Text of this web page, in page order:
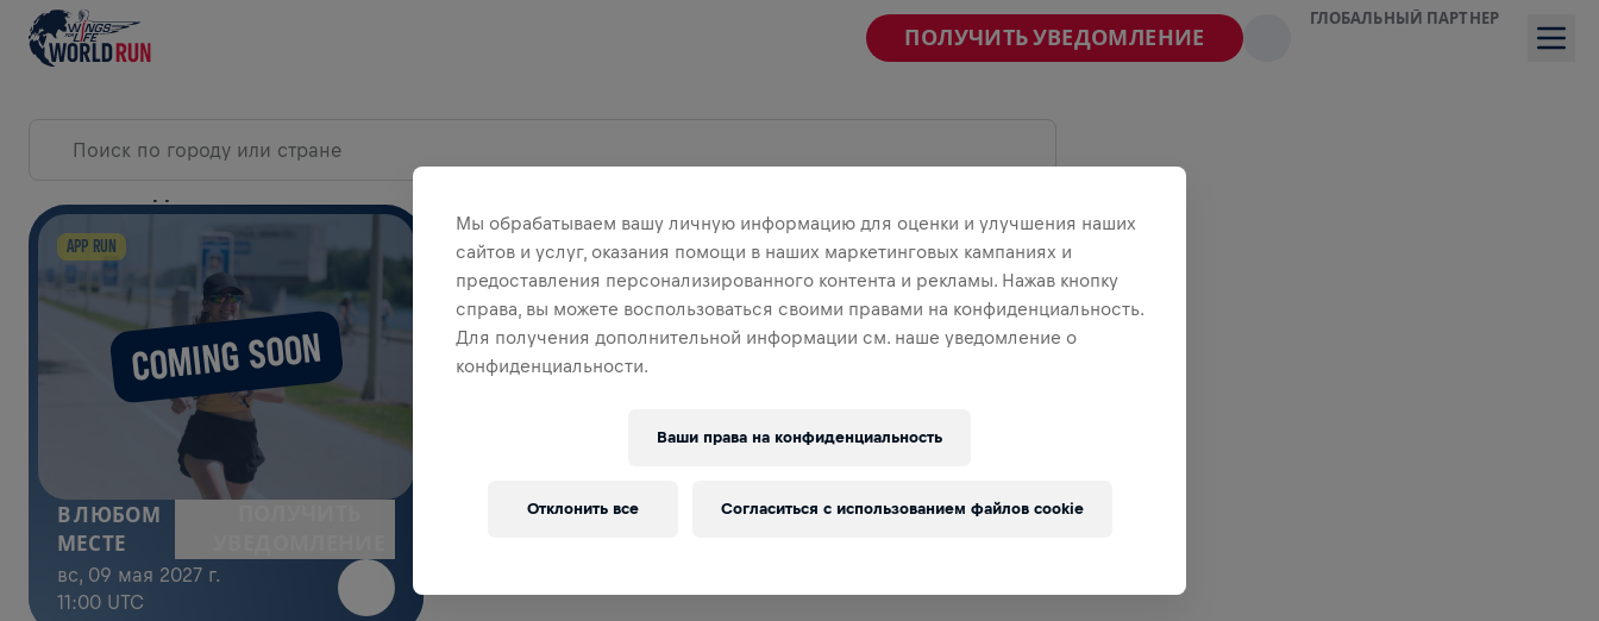
ПОЛУЧИТЬ УВЕДОМЛЕНИЕ
ГЛОБАЛЬНЫЙ ПАРТНЕР
COMING SOON
APP RUN
В ЛЮБОМ
МЕСТЕ
вс, 09 мая 2027 г.
11:00 UTC
РАЗВЕРНУТЬ КАРТУ
Мы обрабатываем вашу личную информацию для оценки и улучшения наших
сайтов и услуг, оказания помощи в наших маркетинговых кампаниях и
предоставления персонализированного контента и рекламы. Нажав кнопку
справа, вы можете воспользоваться своими правами на конфиденциальность.
Для получения дополнительной информации см. наше уведомление о
конфиденциальности.
Ваши права на конфиденциальность
Отклонить все Согласиться с использованием файлов cookie